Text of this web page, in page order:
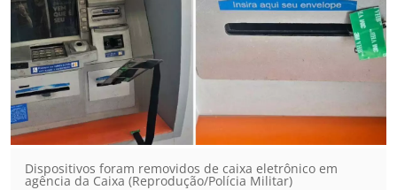
Dispositivos foram removidos de caixa eletrônico em
agência da Caixa (Reprodução/Polícia Militar)